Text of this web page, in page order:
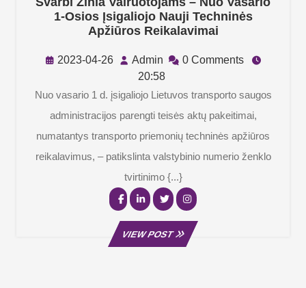
1-Osios Įsigaliojo Nauji Techninės
Apžiūros ReikalavimaiSvarbi
Vairuotojams
Vasario
1-
Osios
Įsigaliojo
Nauji
2023-04-26
2023-
26
Admin Admin0 Comments
20:58
Nuo vasario 1 d. įsigaliojo Lietuvos transporto saugos
administracijos parengti teisės aktų pakeitimai,
numatantys transporto priemonių techninės apžiūros
reikalavimus, – patikslinta valstybinio numerio ženklo
tvirtinimo {...}
Facebook
Linkedin
TwitterInstagram
VIEW POST
VIEW
POST